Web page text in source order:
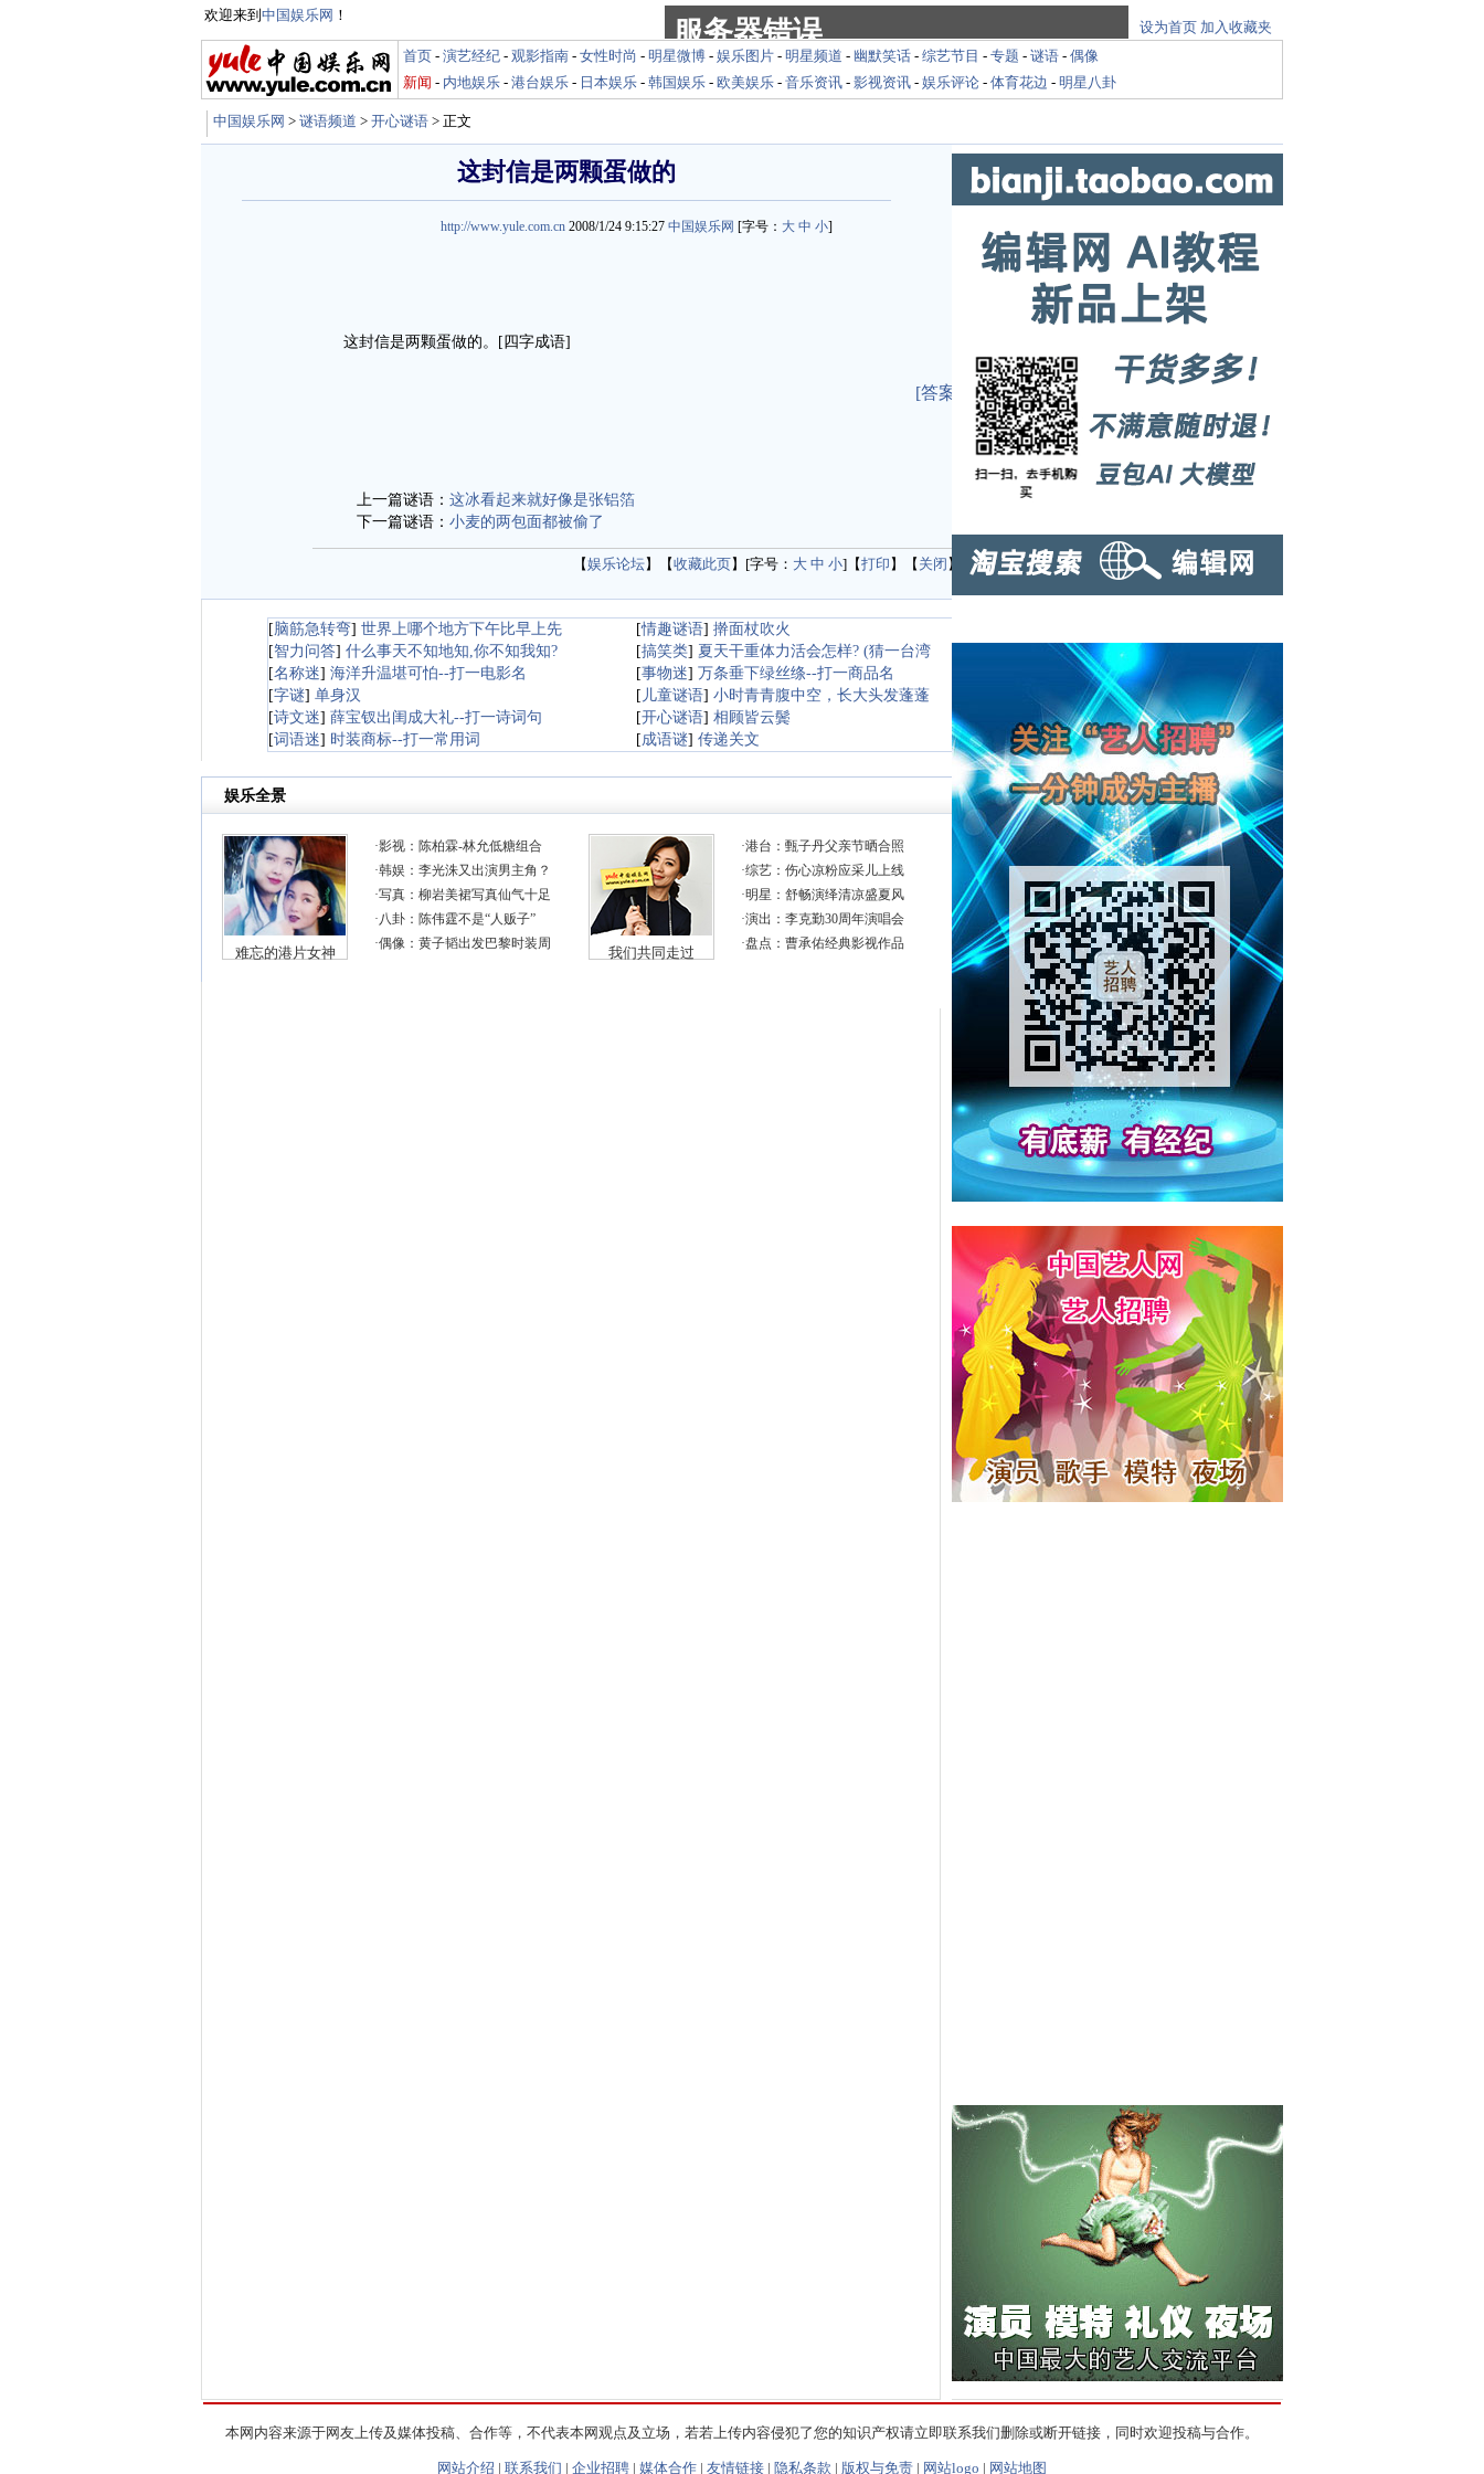
欢迎来到 中国娱乐网 ！
设为首页 加入收藏夹
首页 - 演艺经纪 - 观影指南 - 女性时尚 - 明星微博 - 娱乐图片 - 明星频道 - 幽默笑话 - 综艺节目 - 专题 - 谜语 - 偶像
新闻 - 内地娱乐 - 港台娱乐 - 日本娱乐 - 韩国娱乐 - 欧美娱乐 - 音乐资讯 - 影视资讯 - 娱乐评论 - 体育花边 - 明星八卦
中国娱乐网 > 谜语频道 > 开心谜语 > 正文
这封信是两颗蛋做的
http://www.yule.com.cn 2008/1/24 9:15:27 中国娱乐网 [字号： 大 中 小]
这封信是两颗蛋做的。[四字成语]
[答案]
上一篇谜语： 这冰看起来就好像是张铝箔
下一篇谜语： 小麦的两包面都被偷了
【娱乐论坛】【收藏此页】[字号： 大 中 小]【打印 】【 关闭 】
[脑筋急转弯] 世界上哪个地方下午比早上先 [情趣谜语] 擀面杖吹火
[智力问答] 什么事天不知地知,你不知我知? [搞笑类] 夏天干重体力活会怎样? (猜一台湾
[名称迷] 海洋升温堪可怕--打一电影名 [事物迷] 万条垂下绿丝绦--打一商品名
[字谜] 单身汉 [ 儿童谜语] 小时青青腹中空，长大头发蓬蓬
[诗文迷] 薛宝钗出闺成大礼--打一诗词句 [开心谜语] 相顾皆云鬓
[词语迷] 时装商标--打一常用词 [成语谜] 传递关文
本网内容来源于网友上传及媒体投稿、合作等，不代表本网观点及立场，若若上传内容侵犯了您的知识产权请立即联系我们删除或断开链接，同时欢迎投稿与合作。
网站介绍 | 联系我们 | 企业招聘 | 媒体合作 | 友情链接 | 隐私条款 | 版权与免责 | 网站logo | 网站地图